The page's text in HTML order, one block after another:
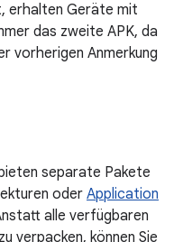
erhalten Geräte mit
das zweite APK, da
vorherigen Anmerkung
separate Pakete
oder Application
alle verfügbaren
verpacken, können Sie